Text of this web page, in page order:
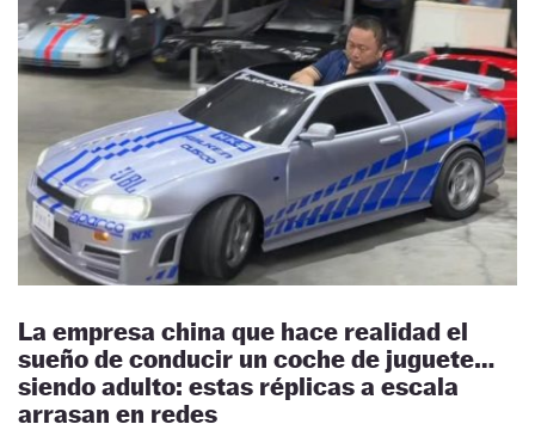
La empresa china que hace realidad el
sueño de conducir un coche de juguete…
siendo adulto: estas réplicas a escala
arrasan en redes